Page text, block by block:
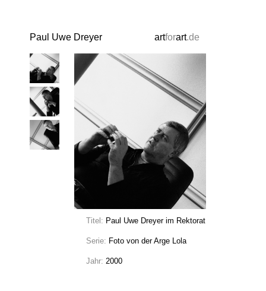
Paul Uwe Dreyer artforart.de
Titel: Paul Uwe Dreyer im Rektorat
Serie: Foto von der Arge Lola
Jahr: 2000